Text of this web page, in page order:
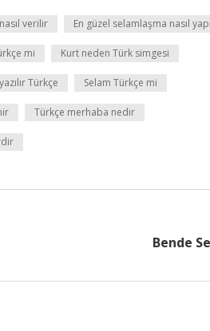
verilir En güzel selamlaşma nasıl
mi Kurt neden Türk simgesi
Türkçe Selam Türkçe mi
Türkçe merhaba nedir
Bende